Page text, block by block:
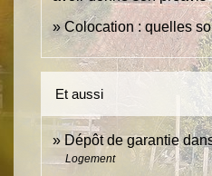
Colocation : quelles
Et aussi
Dépôt de garantie
Logement